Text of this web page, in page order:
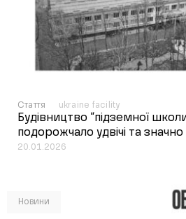
Стаття ukraine facility
Будівництво “підземної
подорожчало удвічі та
20.01.2026
Новини